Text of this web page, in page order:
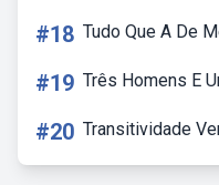
#18 Tudo Que A De
#19 Três Homens E
#20 Transitividade